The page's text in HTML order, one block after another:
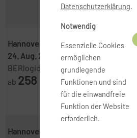
Hannover ( HAJ )-Manchester ( MAN )
24. Aug. 2026
-28. Aug. 2026
BERlogic
ab 258
Hannover ( HAJ )
Datenschutzerklärung.
Notwendig
Essenzielle Cookies
ermöglichen
grundlegende
Funktionen und sind
für die einwandfreie
Funktion der Website
erforderlich.